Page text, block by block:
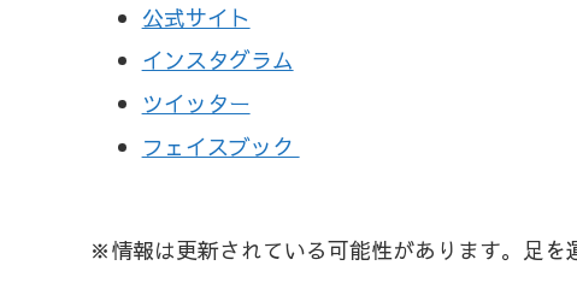
公式サイト
インスタグラム
ツイッター
フェイスブック
※情報は更新されている可能性があります。足